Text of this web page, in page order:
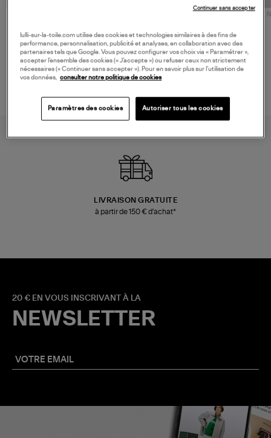
480,00 €
Sac Bobi S Cuir Lamé
Champagne
189,00 €
Mocassins Killian Sport
Mousse
LIVRAISON GRATUITE
à partir de 150 € d'achat*
20 € EN VOUS INSCRIVANT À LA
NEWSLETTER
lulli-sur-la-toile.com utilise des cookies et technologies similaires à des fins de
performance, personnalisation, publicité et analyses, en collaboration avec des
partenaires tels que Google. Vous pouvez configurer vos choix via « Paramétrer »,
accepter l’ensemble des cookies (« J’accepte ») ou refuser ceux non strictement
nécessaires (« Continuer sans accepter »). Pour en savoir plus sur l’utilisation de
vos données, consulter notre politique de cookies
Paramètres des cookies Autoriser tous les cookies
Continuer sans accepter